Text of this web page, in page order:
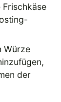
Frischkäse
Würze
der